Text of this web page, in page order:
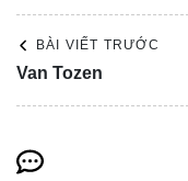
BÀI VIẾT TRƯỚC
Van Tozen